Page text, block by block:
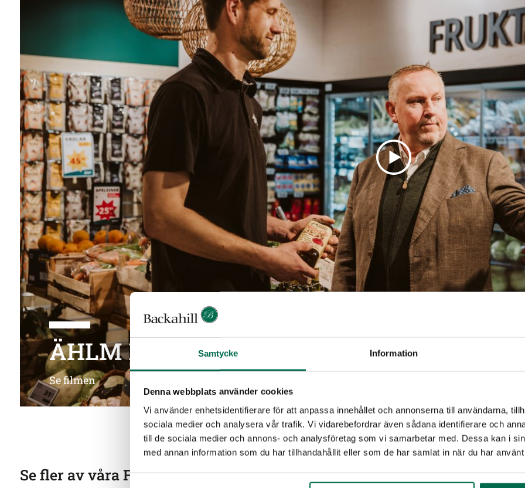
Samtycke Information
Denna webbplats använder cookies
Vi använder enhetsidentifierare för att anpassa innehållet och annonserna till användarna,
sociala medier och analysera vår trafik. Vi vidarebefordrar även sådana identifierare och
till de sociala medier och annons- och analysföretag som vi samarbetar med. Dessa kan i
med annan information som du har tillhandahållit eller som de har samlat in när du har
ÄHLM Market dagarna innan invigning
Se filmen
Se fler av våra Färdigställda projekt